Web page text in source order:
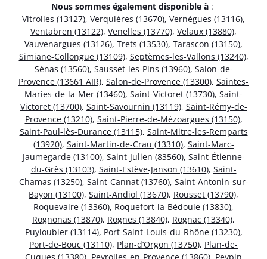
Nous sommes également disponible à :
Vitrolles (13127), Verquières (13670), Vernègues (13116),
Ventabren (13122), Venelles (13770), Velaux (13880),
Vauvenargues (13126), Trets (13530), Tarascon (13150),
Simiane-Collongue (13109), Septèmes-les-Vallons (13240),
Sénas (13560), Sausset-les-Pins (13960), Salon-de-
Provence (13661 AIR), Salon-de-Provence (13300), Saintes-
Maries-de-la-Mer (13460), Saint-Victoret (13730), Saint-
Victoret (13700), Saint-Savournin (13119), Saint-Rémy-de-
Provence (13210), Saint-Pierre-de-Mézoargues (13150),
Saint-Paul-lès-Durance (13115), Saint-Mitre-les-Remparts
(13920), Saint-Martin-de-Crau (13310), Saint-Marc-
Jaumegarde (13100), Saint-Julien (83560), Saint-Étienne-
du-Grès (13103), Saint-Estève-Janson (13610), Saint-
Chamas (13250), Saint-Cannat (13760), Saint-Antonin-sur-
Bayon (13100), Saint-Andiol (13670), Rousset (13790),
Roquevaire (13360), Roquefort-la-Bédoule (13830),
Rognonas (13870), Rognes (13840), Rognac (13340),
Puyloubier (13114), Port-Saint-Louis-du-Rhône (13230),
Port-de-Bouc (13110), Plan-d’Orgon (13750), Plan-de-